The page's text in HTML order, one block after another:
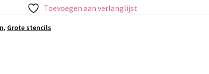
Toevoegen aan verlanglijst
, Grote stencils